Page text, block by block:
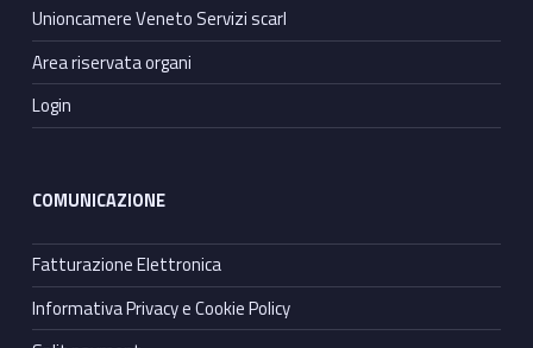
Unioncamere Veneto Servizi scarl
Area riservata organi
Login
COMUNICAZIONE
Fatturazione Elettronica
Informativa Privacy e Cookie Policy